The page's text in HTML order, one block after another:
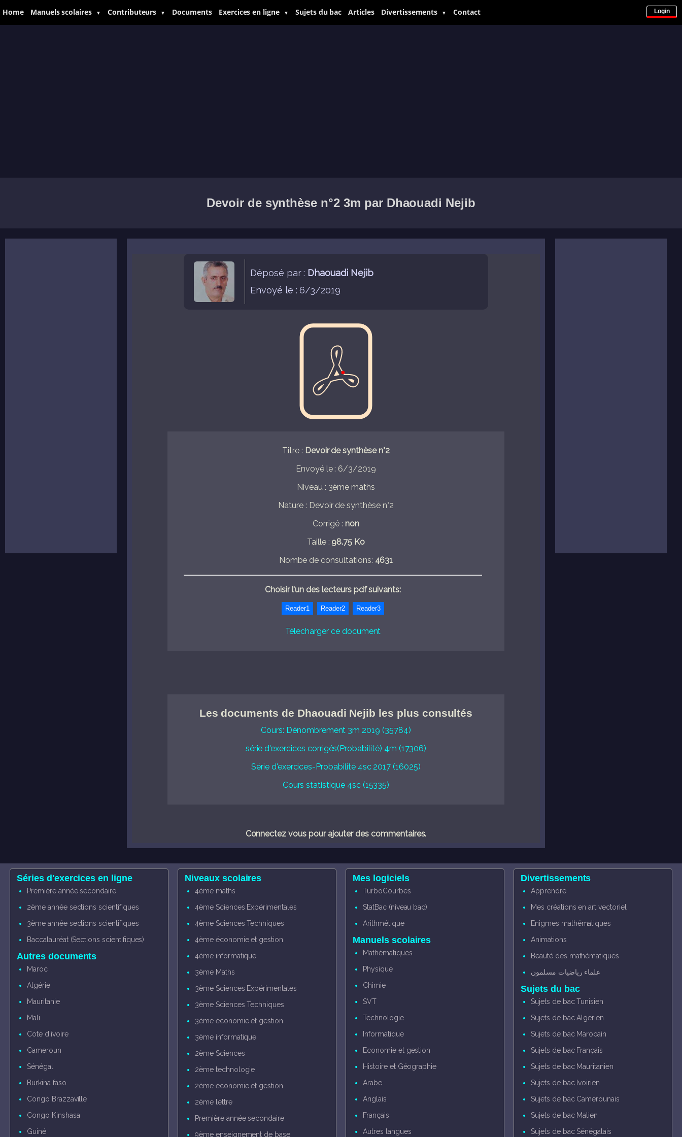
Login
Home Manuels scolaires ▼ Contributeurs ▼ Documents Exercices en ligne ▼ Sujets du bac Articles Divertissements ▼ Contact
Devoir de synthèse n°2 3m par Dhaouadi Nejib
Déposé par : Dhaouadi Nejib
Envoyé le : 6/3/2019
Titre : Devoir de synthèse n°2
Envoyé le : 6/3/2019
Niveau : 3ème maths
Nature : Devoir de synthèse n°2
Corrigé : non
Taille : 98.75 Ko
Nombe de consultations: 4631
Choisir l'un des lecteurs pdf suivants:
Télecharger ce document
Les documents de Dhaouadi Nejib les plus consultés
Cours: Dénombrement 3m 2019 (35784)
série d'exercices corrigés(Probabilité) 4m (17306)
Série d'exercices-Probabilité 4sc 2017 (16025)
Cours statistique 4sc (15335)
Connectez vous pour ajouter des commentaires.
Séries d'exercices en ligne
Première année secondaire
2ème année sections scientifiques
3ème année sections scientifiques
Baccalauréat (Sections scientifiques)
Autres documents
Maroc
Algérie
Mauritanie
Mali
Cote d'ivoire
Cameroun
Sénégal
Burkina faso
Congo Brazzaville
Congo Kinshasa
Guiné
Niveaux scolaires
4ème maths
4ème Sciences Expérimentales
4ème Sciences Techniques
4ème économie et gestion
4ème informatique
3ème Maths
3ème Sciences Expérimentales
3ème Sciences Techniques
3ème économie et gestion
3ème informatique
2ème Sciences
2ème technologie
2ème economie et gestion
2ème lettre
Première année secondaire
9ème enseignement de base
Mes logiciels
TurboCourbes
StatBac (niveau bac)
Arithmétique
Manuels scolaires
Mathématiques
Physique
Chimie
SVT
Technologie
Informatique
Economie et gestion
Histoire et Géographie
Arabe
Anglais
Français
Autres langues
Divertissements
Apprendre
Mes créations en art vectoriel
Enigmes mathématiques
Animations
Beauté des mathématiques
علماء رياضيات مسلمون
Sujets du bac
Sujets de bac Tunisien
Sujets de bac Algerien
Sujets de bac Marocain
Sujets de bac Français
Sujets de bac Mauritanien
Sujets de bac Ivoirien
Sujets de bac Camerounais
Sujets de bac Malien
Sujets de bac Sénégalais